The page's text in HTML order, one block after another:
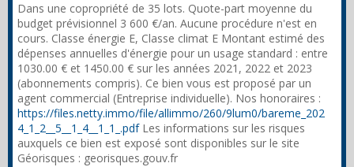
Dans une copropriété de 35 lots. Quote-part moyenne du
budget prévisionnel 3 600 €/an. Aucune procédure n'est en
cours. Classe énergie E, Classe climat E Montant estimé des
dépenses annuelles d'énergie pour un usage standard : entre
1030.00 € et 1450.00 € sur les années 2021, 2022 et 2023
(abonnements compris). Ce bien vous est proposé par un
agent commercial (Entreprise individuelle). Nos honoraires :
https://files.netty.immo/file/allimmo/260/9lum0/bareme_202
4_1_2__5__1_4__1_1_.pdfLes informations sur les risques
auxquels ce bien est exposé sont disponibles sur le site
Géorisques : georisques.gouv.fr